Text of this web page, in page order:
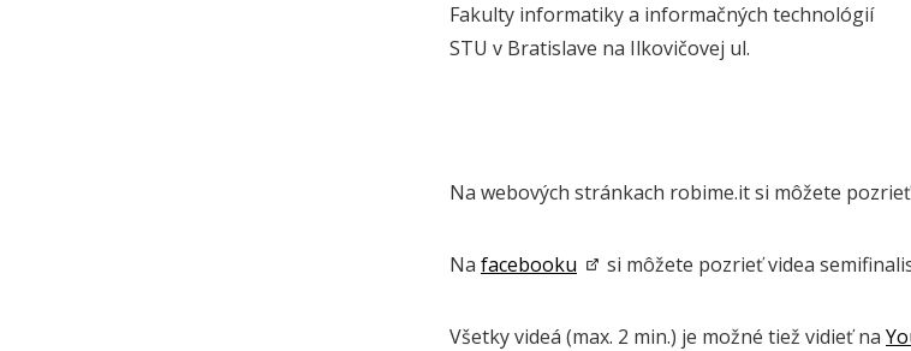
Fakulty informatiky a informačných technológií
STU v Bratislave na Ilkovičovej ul.
Na webových stránkach robime.it si môžete
Na facebooku si môžete pozrieť videa
Všetky videá (max. 2 min.) je možné tiež vidieť na